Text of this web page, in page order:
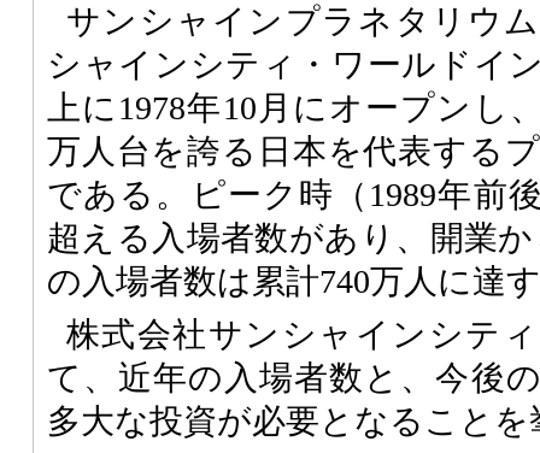
サンシャインプラネタリウ
シャインシティ・ワールドイ
上に1978年10月にオープンし
万人台を誇る日本を代表する
である。ピーク時（1989年前
超える入場者数があり、開業
の入場者数は累計740万人に達
株式会社サンシャインシテ
て、近年の入場者数と、今後
多大な投資が必要となること